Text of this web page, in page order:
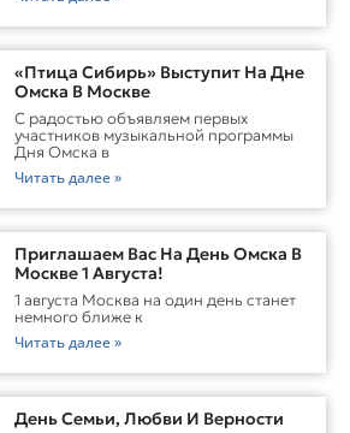
«Птица Сибирь» Выступит На Дне
Омска В Москве
С радостью объявляем первых
участников музыкальной программы
Дня Омска в
Читать далее »
Приглашаем Вас На День Омска В
Москве 1 Августа!
1 августа Москва на один день станет
немного ближе к
Читать далее »
День Семьи, Любви И Верности